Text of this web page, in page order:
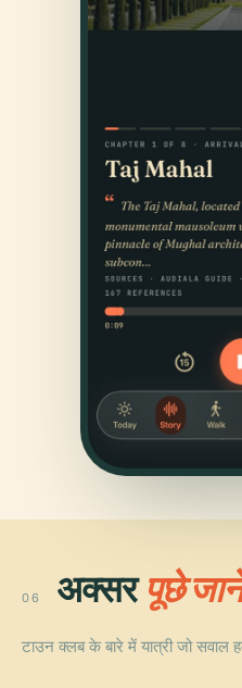
06 अक्सरपूछे
टाउन क्लब के बारे में यात्री जो सवाल